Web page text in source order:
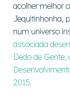
acolher melhor
Jequitinhonha,
num universo
associada
Dedo de Gente,
2015.